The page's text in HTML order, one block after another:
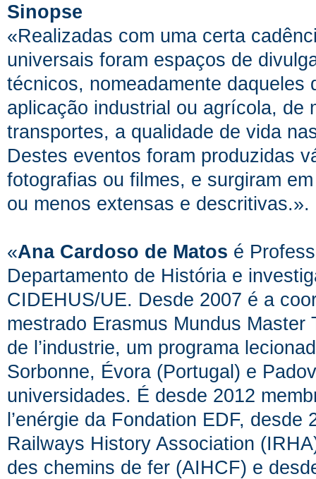
Sinopse
«Realizadas com uma certa
universais foram espaços de
técnicos, nomeadamente daqueles
aplicação industrial ou agrícola, de
transportes, a qualidade de vida
Destes eventos foram produzidas
fotografias ou filmes, e surgiram
ou menos extensas e descritivas.».
«Ana Cardoso de Matos é
Departamento de História e
CIDEHUS/UE. Desde 2007 é a
mestrado Erasmus Mundus
de l’industrie, um programa
Sorbonne, Évora (Portugal) e
universidades. É desde 2012
l’enérgie da Fondation EDF,
Railways History Association
des chemins de fer (AIHCF) e